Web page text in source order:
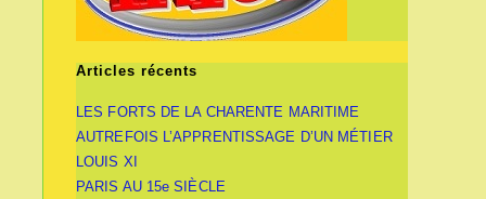
Articles récents
LES FORTS DE LA CHARENTE MARITIME
AUTREFOIS L’APPRENTISSAGE D’UN MÉTIER
LOUIS XI
PARIS AU 15e SIÈCLE